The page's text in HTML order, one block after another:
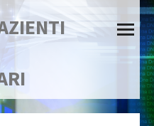
open
menu